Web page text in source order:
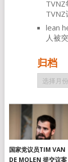
TVNZ
TVNZ
lean
人被
归档
归
档
国家党议员TIM VAN
DE MOLEN 提交议